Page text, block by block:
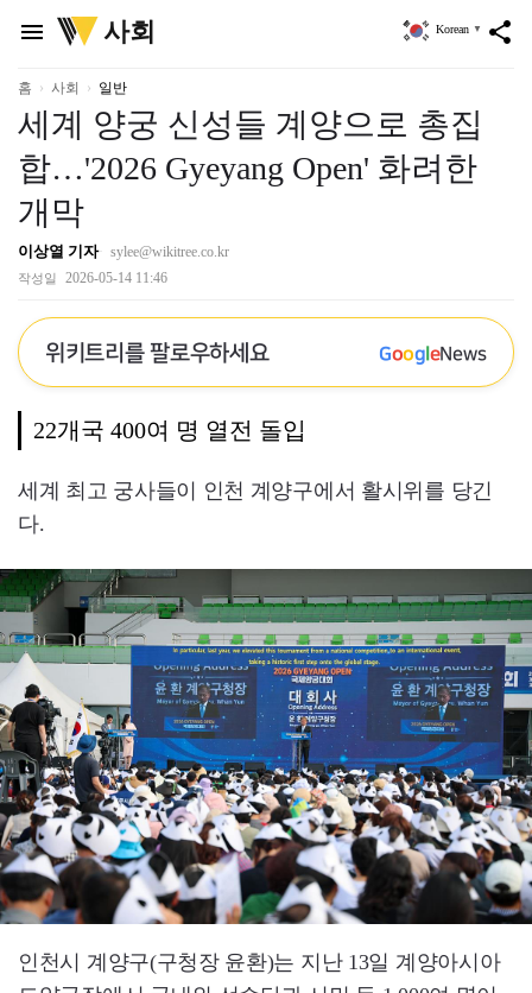
menu
위
키
리
사회 share
Korean ▼
홈 사회 일반
세계 양궁 신성들 계양으로 총집
합…'2026 Gyeyang Open' 화려한
개막
이상열 기자 sylee@wikitree.co.kr
작성일 2026-05-14 11:46
위키트리를 팔로우하세요 GoogleNews
22개국 400여 명 열전 돌입
세계 최고 궁사들이 인천 계양구에서 활시위를 당긴
다.
인천시 계양구(구청장 윤환)는 지난 13일 계양아시아